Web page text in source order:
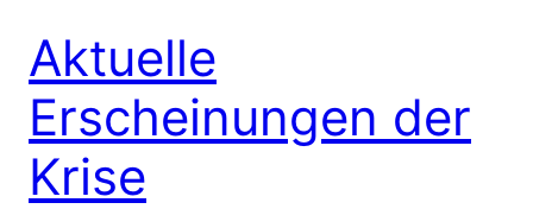
Aktuelle
Erscheinungen der
Krise